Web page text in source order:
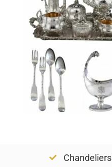
Chandeliers